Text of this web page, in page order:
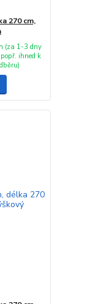
270 cm,
(za 1-3 dny
ihned k